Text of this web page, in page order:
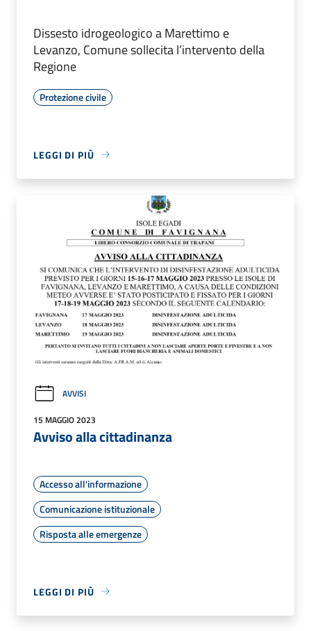
Dissesto idrogeologico a Marettimo e
Levanzo, Comune sollecita l’intervento della
Regione
Protezione civile
LEGGI DI PIÙ
AVVISI
15 MAGGIO 2023
Avviso alla cittadinanza
Accesso all'informazione
Comunicazione istituzionale
Risposta alle emergenze
LEGGI DI PIÙ